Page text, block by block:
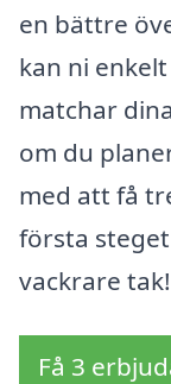
en bättre
kan ni
matchar
om du
med att få
första
vackrare tak!
Få 3